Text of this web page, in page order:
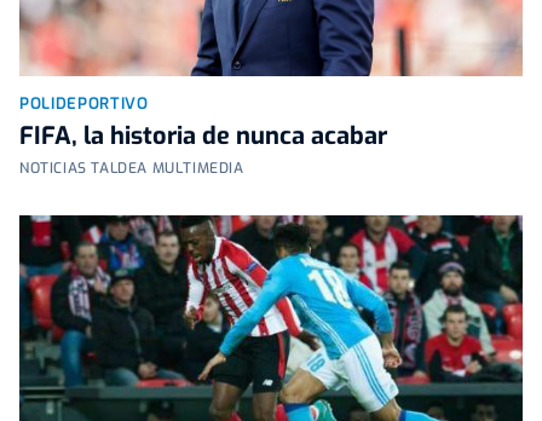
POLIDEPORTIVO
FIFA, la historia de nunca acabar
NOTICIAS TALDEA MULTIMEDIA